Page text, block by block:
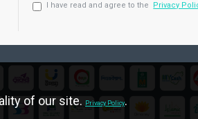
I have read and agree to the Privacy
of our site. Privacy Policy.